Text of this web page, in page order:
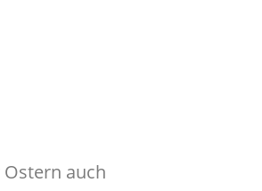
Ostern auch